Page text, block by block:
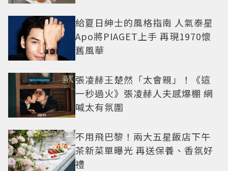
給夏日紳士的風格指南 人氣泰星
Apo將PIAGET上手 再現1970懷
舊風華
張凌赫王楚然「太會親」！《這
一秒過火》張凌赫人夫感爆棚 網
喊太有氛圍
不用飛巴黎！兩大五星飯店下午
茶新菜單曝光 再送保養、香氛好
禮